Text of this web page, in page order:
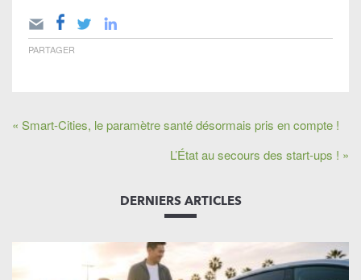
PARTAGER
« Smart-Cities, le paramètre santé désormais pris en compte !
L’État au secours des start-ups ! »
DERNIERS ARTICLES